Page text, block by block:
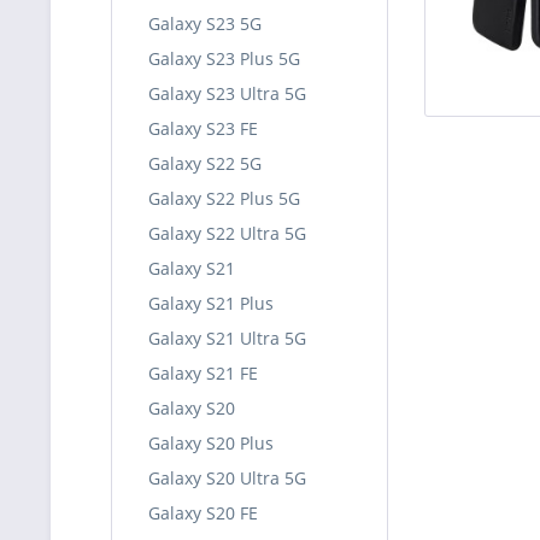
Galaxy S23 5G
Galaxy S23 Plus 5G
Galaxy S23 Ultra 5G
Galaxy S23 FE
Galaxy S22 5G
Galaxy S22 Plus 5G
Galaxy S22 Ultra 5G
Galaxy S21
Galaxy S21 Plus
Galaxy S21 Ultra 5G
Galaxy S21 FE
Galaxy S20
Galaxy S20 Plus
Galaxy S20 Ultra 5G
Galaxy S20 FE